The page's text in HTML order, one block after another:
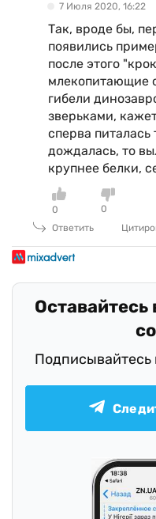
7 Июля 2020, 16:22
Так, вроде бы,
появились
после этого
млекопитающие
гибели
зверьками,
сперва питалась
дождалась, то
крупнее белки,
0
0
Ответить
Оставайтесь
Подписывайтесь